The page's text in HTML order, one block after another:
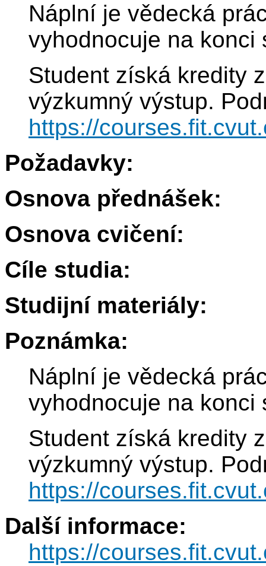
Náplní je vědecká
vyhodnocuje na konci
Student získá kredity
výzkumný výstup.
https://
Požadavky:
Osnova přednášek:
Osnova cvičení:
Cíle studia:
Studijní materiály:
Poznámka:
Náplní je vědecká
vyhodnocuje na konci
Student získá kredity
výzkumný výstup.
https://
Další informace:
https://